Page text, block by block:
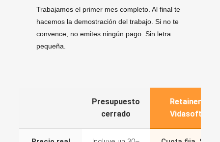
Trabajamos el primer mes completo. Al final te
hacemos la demostración del trabajo. Si no te
convence, no emites ningún pago. Sin letra
pequeña.
Presupuesto
cerrado
Retainer
Vidasoft